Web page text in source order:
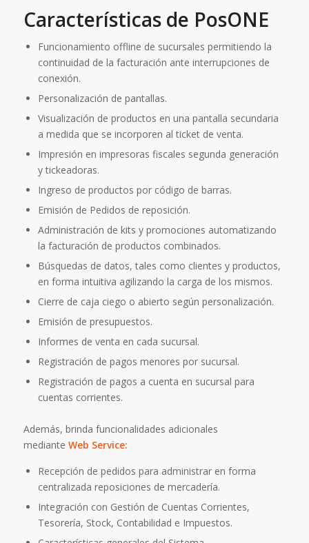
Características de PosONE
Funcionamiento offline de sucursales permitiendo la
continuidad de la facturación ante interrupciones de
conexión.
Personalización de pantallas.
Visualización de productos en una pantalla secundaria
a medida que se incorporen al ticket de venta.
Impresión en impresoras fiscales segunda generación
y tickeadoras.
Ingreso de productos por código de barras.
Emisión de Pedidos de reposición.
Administración de kits y promociones automatizando
la facturación de productos combinados.
Búsquedas de datos, tales como clientes y productos,
en forma intuitiva agilizando la carga de los mismos.
Cierre de caja ciego o abierto según personalización.
Emisión de presupuestos.
Informes de venta en cada sucursal.
Registración de pagos menores por sucursal.
Registración de pagos a cuenta en sucursal para
cuentas corrientes.
Además, brinda funcionalidades adicionales
mediante Web Service:
Recepción de pedidos para administrar en forma
centralizada reposiciones de mercadería.
Integración con Gestión de Cuentas Corrientes,
Tesorería, Stock, Contabilidad e Impuestos.